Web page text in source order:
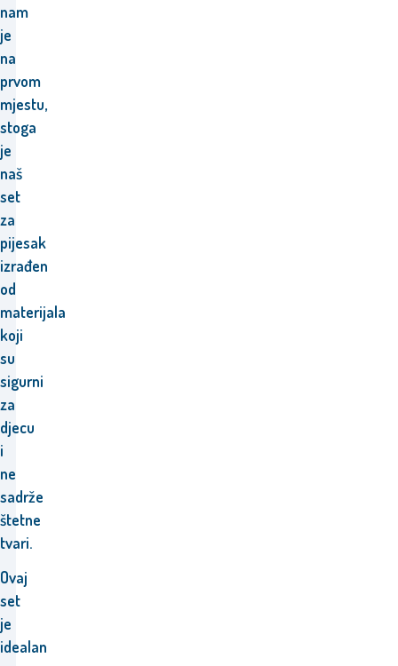
nam
je
na
prvom
mjestu,
stoga
je
naš
set
za
pijesak
izrađen
od
materijala
koji
su
sigurni
za
djecu
i
ne
sadrže
štetne
tvari.
Ovaj
set
je
idealan